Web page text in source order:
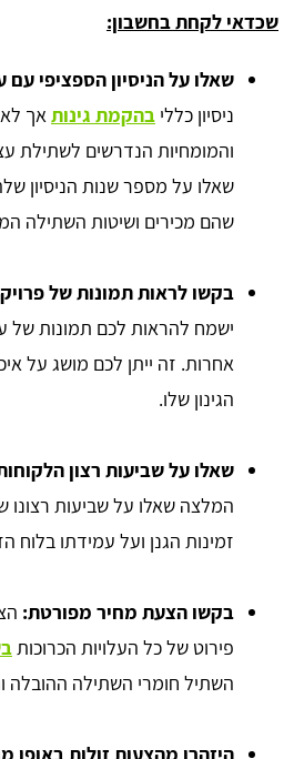
שכדאי לקחת בחשבון:
שאלו על הניסיון הספציפי עם
ניסיון כללי בהקמת גינותאך
והמומחיות הנדרשים לשתילת
שאלו על מספר שנות הניסיון
שהם מכירים ושיטות השתילה
בקשו לראות תמונות של
ישמח להראות לכם תמונות של
אחרות. זה ייתן לכם מושג על
הגינון שלו.
שאלו על שביעות רצון
המלצה שאלו על שביעות
זמינות הגנן ועל עמידתו בלוח
בקשו הצעת מחיר מפורטת:
פירוט של כל העלויות הכרוכות
השתיל חומרי השתילה ההובלה